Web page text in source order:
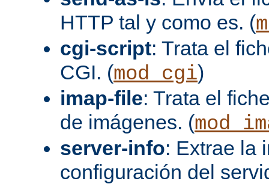
HTTP tal y como es. (
cgi-script: Trata el
CGI. (mod_cgi)
imap-file: Trata el
de imágenes. (
server-info: Extrae la
configuración del